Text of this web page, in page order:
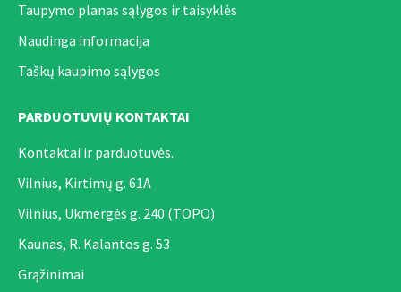
Taupymo planas sąlygos ir taisyklės
Naudinga informacija
Taškų kaupimo sąlygos
PARDUOTUVIŲ KONTAKTAI
Kontaktai ir parduotuvės.
Vilnius, Kirtimų g. 61A
Vilnius, Ukmergės g. 240 (TOPO)
Kaunas, R. Kalantos g. 53
Grąžinimai